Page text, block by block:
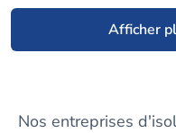
Afficher
Nos entreprises